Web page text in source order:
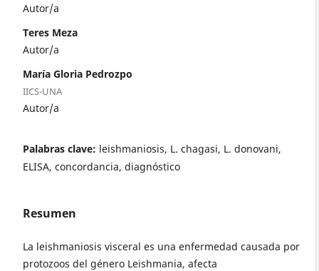
Autor/a
Teres Meza
Autor/a
María Gloria Pedrozpo
IICS-UNA
Autor/a
Palabras clave: leishmaniosis, L. chagasi, L. donovani,
ELISA, concordancia, diagnóstico
Resumen
La leishmaniosis visceral es una enfermedad causada por
protozoos del género Leishmania, afecta